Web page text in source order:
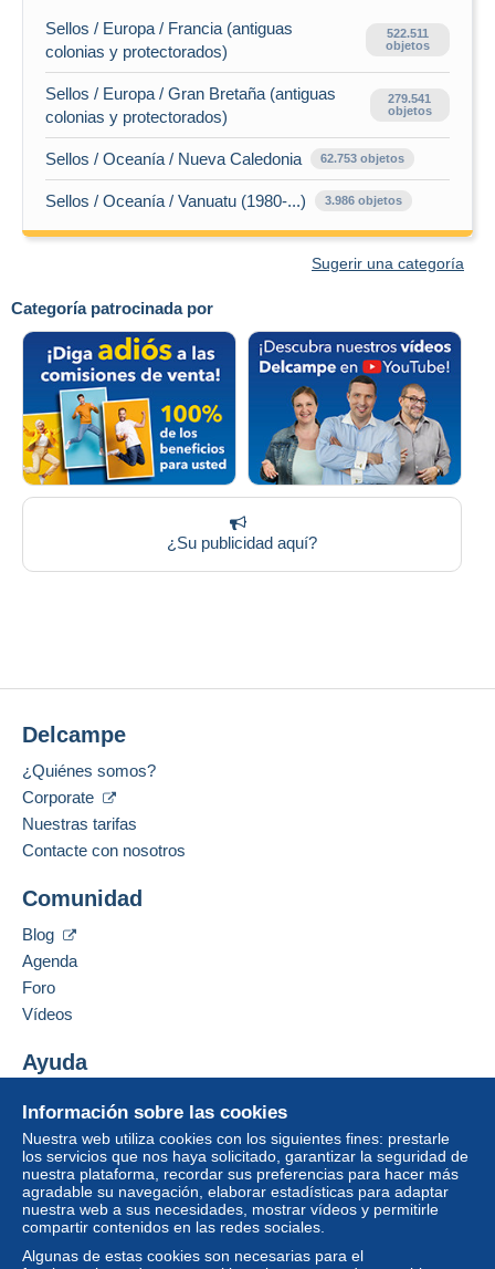
Categoría patrocinada por
¿Su publicidad aquí?
Sellos / Europa / Francia (antiguas
colonias y protectorados)
522.511
objetos
Sellos / Europa / Gran Bretaña (antiguas
colonias y protectorados)
279.541
objetos
Sellos / Oceanía / Nueva Caledonia 62.753 objetos
Sellos / Oceanía / Vanuatu (1980-...) 3.986 objetos
Sugerir una categoría
Información sobre las cookies
Nuestra web utiliza cookies con los siguientes fines: prestarle
los servicios que nos haya solicitado, garantizar la seguridad de
nuestra plataforma, recordar sus preferencias para hacer más
agradable su navegación, elaborar estadísticas para adaptar
nuestra web a sus necesidades, mostrar vídeos y permitirle
compartir contenidos en las redes sociales.
Algunas de estas cookies son necesarias para el
Delcampe
¿Quiénes somos?
Corporate
Nuestras tarifas
Contacte con nosotros
Comunidad
Blog
Agenda
Foro
Vídeos
Ayuda
Comprar en Delcampe
Vender en Delcampe
Una página securizada